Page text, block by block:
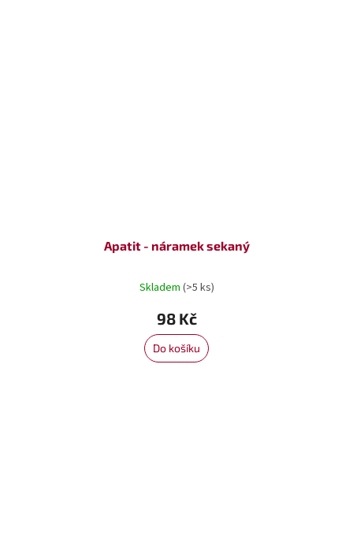
Apatit - náramek sekaný
Skladem (>5 ks)
98 Kč
Do košíku